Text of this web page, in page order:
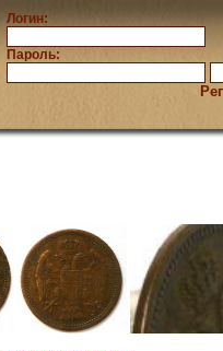
Логин:
Пароль: